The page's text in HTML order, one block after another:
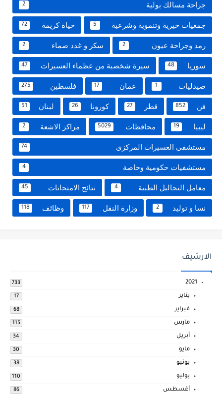
جراحة مسالك بولية 2
جمعيات خيرية وتنموية وشرعية 5 حياة كريمة 72
رمد وجراحة عيون 2 سكر و غدد صماء 2
سوريا 48 سيرة شخصية من عظماء العسيرات 47
صيدليات 1 عمان 17 فلسطين 275
فن 852 قطر 27 كورونا 26 لبنان 51
ليبيا 19 محافظات 5029 مراكز الاشعة 2
مستشفى العسيرات المركزى 74
مستشفيات حكومية وخاصة 4
معامل التحاليل الطبية 4 نتائج الامتحانات 45
نسا و توليد 2 وزارة النقل 117 وظائف 118
الارشيف
2021
733
يناير 17
فبراير 68
مارس 115
أبريل 34
مايو 30
يونيو 38
يوليو 110
أغسطس 86